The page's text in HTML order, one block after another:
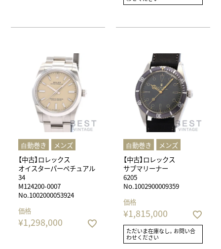
⾃動巻き
メンズ
【中古】ロレックス
オイスターパーペチュアル
34
M124200-0007
No.1002000053924
価格
¥1,298,000
⾃動巻き
メンズ
【中古】ロレックス
サブマリーナー
6205
No.1002900009359
価格
¥1,815,000
ただいま在庫なし。お問い合
わせください